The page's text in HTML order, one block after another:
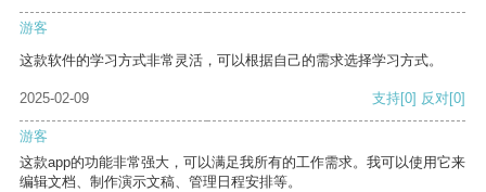
游客
这款软件的学习方式非常灵活，可以根据自己的需求选择学习方式。
2025-02-09 支持[0] 反对[0]
游客
这款app的功能非常强大，可以满足我所有的工作需求。我可以使用它来
编辑文档、制作演示文稿、管理日程安排等。